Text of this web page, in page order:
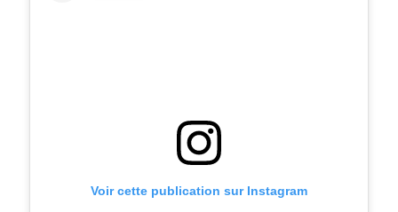
Voir cette publication sur Instagram